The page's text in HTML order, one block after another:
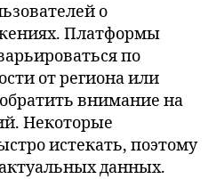
о
Платформы
по
от региона или
внимание на
Некоторые
истекать, поэтому
данных.